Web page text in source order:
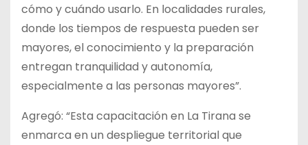
cómo y cuándo usarlo. En localidades rurales,
donde los tiempos de respuesta pueden ser
mayores, el conocimiento y la preparación
entregan tranquilidad y autonomía,
especialmente a las personas mayores”.
Agregó: “Esta capacitación en La Tirana se
enmarca en un despliegue territorial que